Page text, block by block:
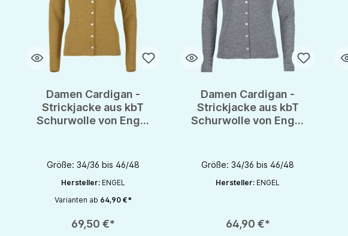
Damen Cardigan -
Strickjacke aus kbT
Schurwolle von Engel
Größe: 34/36 bis 46/48
Hersteller: ENGEL
Varianten ab 64,90 €*
69,50 €*
Damen Cardigan -
Strickjacke aus kbT
Schurwolle von Engel
Größe: 34/36 bis 46/48
Hersteller: ENGEL
64,90 €*